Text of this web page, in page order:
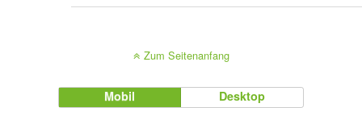
Zum Seitenanfang
Mobil Desktop